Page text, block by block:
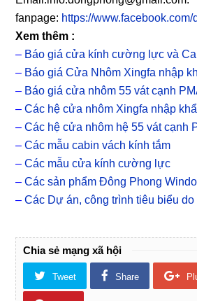
fanpage: https://
Xem thêm :
– Báo giá cửa kính cường lực và
– Báo giá Cửa Nhôm Xingfa nhập
– Báo giá cửa nhôm 55 vát cạnh
–Các hệ cửa nhôm Xingfa nhập
–Các hệ cửa nhôm hệ 55 vát cạnh
–Các mẫu cabin vách kính tắm
–Các mẫu cửa kính cường lực
–Các sản phẩm Đông Phong
–Các Dự án, công trình tiêu biểu
Chia sẻ mạng xã hội
Tweet Share